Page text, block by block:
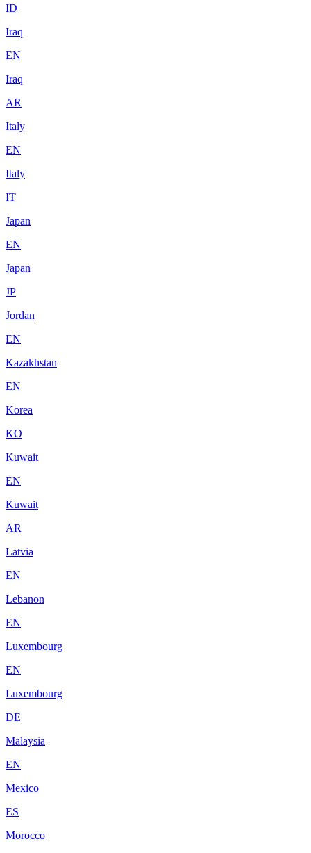
ID
Iraq
EN
Iraq
AR
Italy
EN
Italy
IT
Japan
EN
Japan
JP
Jordan
EN
Kazakhstan
EN
Korea
KO
Kuwait
EN
Kuwait
AR
Latvia
EN
Lebanon
EN
Luxembourg
EN
Luxembourg
DE
Malaysia
EN
Mexico
ES
Morocco